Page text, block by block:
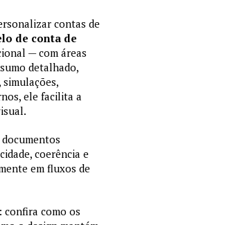
contas de
de conta de
— com áreas
detalhado,
ele facilita a
coerência e
em fluxos de
como os